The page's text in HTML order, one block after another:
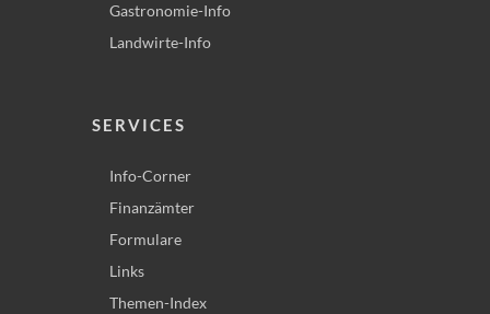
Gastronomie-Info
Landwirte-Info
SERVICES
Info-Corner
Finanzämter
Formulare
Links
Themen-Index